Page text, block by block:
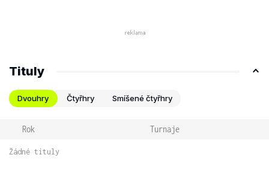
Tituly
Dvouhry Čtyřhry Smíšené čtyřhry
Rok Turnaje
Žádné tituly